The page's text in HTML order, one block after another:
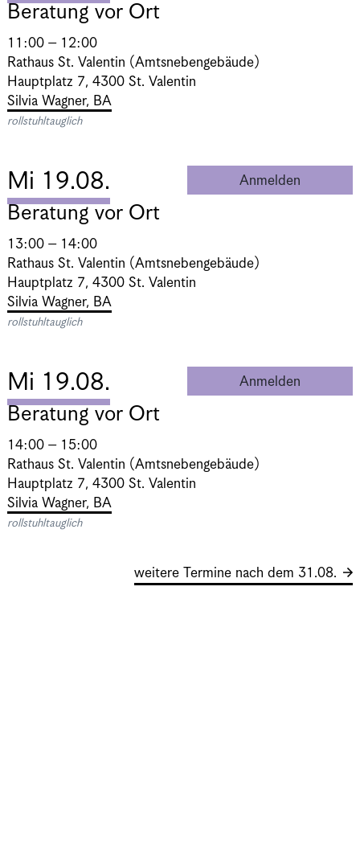
Beratung vor Ort
11:00 – 12:00
Rathaus St. Valentin (Amtsnebengebäude)
Hauptplatz 7, 4300 St. Valentin
Silvia Wagner, BA
rollstuhltauglich
Mi 19.08. Anmelden
Beratung vor Ort
13:00 – 14:00
Rathaus St. Valentin (Amtsnebengebäude)
Hauptplatz 7, 4300 St. Valentin
Silvia Wagner, BA
rollstuhltauglich
Mi 19.08. Anmelden
Beratung vor Ort
14:00 – 15:00
Rathaus St. Valentin (Amtsnebengebäude)
Hauptplatz 7, 4300 St. Valentin
Silvia Wagner, BA
rollstuhltauglich
weitere Termine nach dem 31.08.